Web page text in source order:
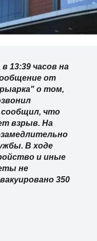
13:39 часов на
от
о том,
что
взрыв. На
В ходе
и иные
не
350